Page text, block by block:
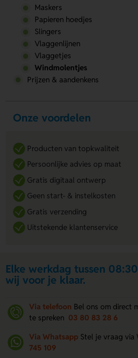
Maskers
Papieren hoedjes
Slingers
Vlaggenlijnen
Vlaggetjes
Windmolentjes
Prijzen & aandenkens
Onze voordelen
Producten van topkwaliteit
Persoonlijke advies op maat
Gratis digitaal ontwerp
Geen start- & instelkosten
Gratis verzending
Uitstekende klantenservice
Elke werkdag tussen
wij voor je klaar.
Via telefoon Bel ons om direct
te spreken 03 80 83 28 6
Via Whatsapp Stel je vraag via
745 109